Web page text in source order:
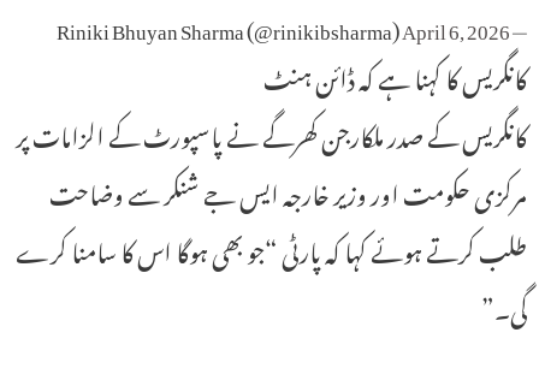
— Riniki Bhuyan Sharma (@rinikibsharma)
April 6, 2026
کانگریس کا کہنا ہے کہ ڈائن ہنٹ
کانگریس کے صدر ملکارجن کھرگے نے پاسپورٹ کے الزامات پر
مرکزی حکومت اور وزیر خارجہ ایس جے شنکر سے وضاحت
طلب کرتے ہوئے کہا کہ پارٹی “جو بھی ہوگا اس کا سامنا کرے
گی۔”